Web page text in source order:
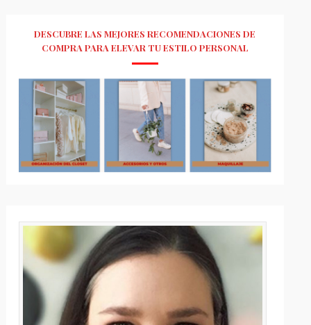
DESCUBRE LAS MEJORES RECOMENDACIONES DE
COMPRA PARA ELEVAR TU ESTILO PERSONAL